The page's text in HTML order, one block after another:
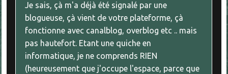
Je sais, çà m'a déjà été signalé par une
blogueuse, çà vient de votre plateforme, çà
fonctionne avec canalblog, overblog etc .. mais
pas hautefort. Etant une quiche en
informatique, je ne comprends RIEN
(heureusement que j'occupe l'espace, parce que